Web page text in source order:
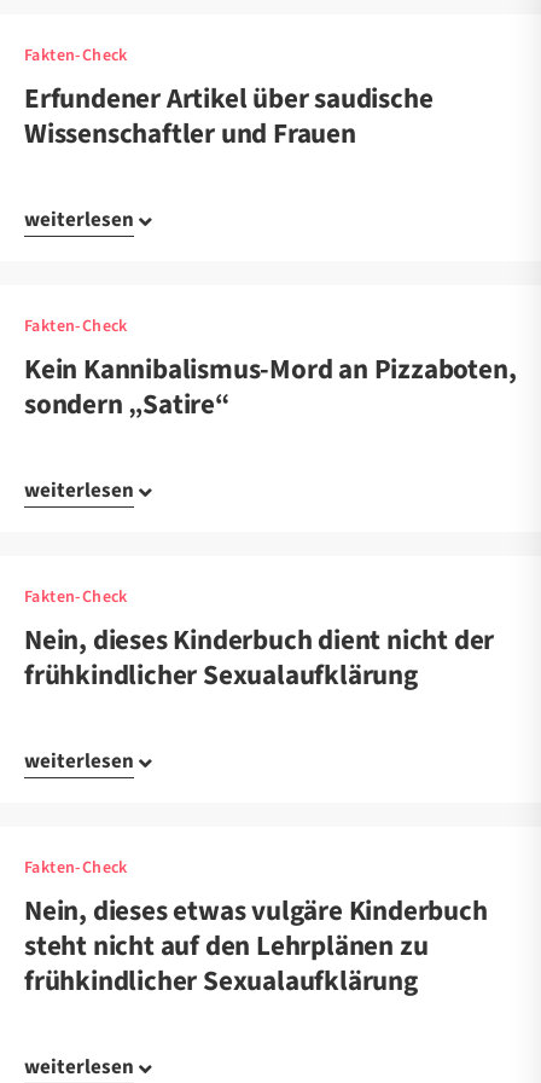
Fakten-Check
Erfundener Artikel über saudische
Wissenschaftler und Frauen
weiterlesen
Fakten-Check
Kein Kannibalismus-Mord an Pizzaboten,
sondern „Satire“
weiterlesen
Fakten-Check
Nein, dieses Kinderbuch dient nicht der
frühkindlicher Sexualaufklärung
weiterlesen
Fakten-Check
Nein, dieses etwas vulgäre Kinderbuch
steht nicht auf den Lehrplänen zu
frühkindlicher Sexualaufklärung
weiterlesen